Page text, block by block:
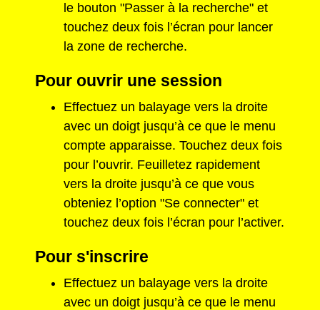
le bouton "Passer à la recherche" et
touchez deux fois l’écran pour lancer
la zone de recherche.
Pour ouvrir une session
Effectuez un balayage vers la droite
avec un doigt jusqu’à ce que le menu
compte apparaisse. Touchez deux fois
pour l’ouvrir. Feuilletez rapidement
vers la droite jusqu’à ce que vous
obteniez l’option "Se connecter" et
touchez deux fois l’écran pour l’activer.
Pour s'inscrire
Effectuez un balayage vers la droite
avec un doigt jusqu’à ce que le menu